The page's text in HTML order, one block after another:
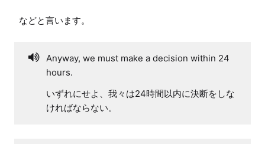
Anyway, we must make a decision within 24
hours.
いずれにせよ、我々は24時間以内に決断をしな
ければならない。